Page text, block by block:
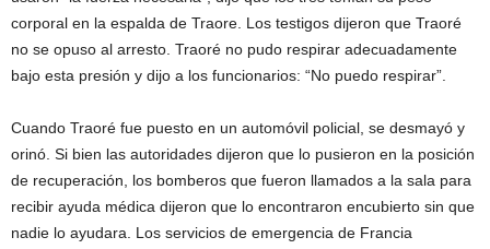
corporal en la espalda de Traore. Los testigos dijeron que Traoré
no se opuso al arresto. Traoré no pudo respirar adecuadamente
bajo esta presión y dijo a los funcionarios: “No puedo respirar”.
Cuando Traoré fue puesto en un automóvil policial, se desmayó y
orinó. Si bien las autoridades dijeron que lo pusieron en la posición
de recuperación, los bomberos que fueron llamados a la sala para
recibir ayuda médica dijeron que lo encontraron encubierto sin que
nadie lo ayudara. Los servicios de emergencia de Francia